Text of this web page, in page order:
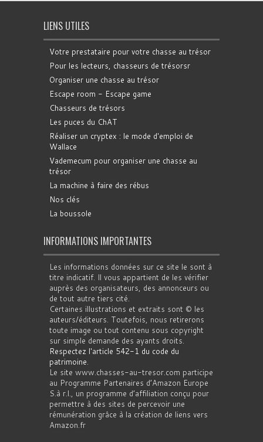
LIENS UTILES
Votre prestataire pour votre chasse au trésor
Pour les lecteurs, chasseurs de trésorsr
Organiser une chasse au trésor
Escape room - Escape game
Chasseurs de trésors
Les puces du ChAT
Réaliser un cryptex : le mode d'emploi de
Wallace
Vademecum pour organiser une chasse au
trésor
La machine à faire des rébus
Nos clés
La boussole
INFORMATIONS IMPORTANTES
Les informations données sur ce site le sont à
titre indicatif. Il vous appartient de les vérifier
auprès des organisateurs, des annonceurs ou
de tout autre tiers cité.
Certaines illustrations et extraits sont © les
auteurs/éditeurs. Toutefois, nous retirerons
toute image ou tout contenu sous copyright
sur simple demande des ayants droits.
Respectez l'article 542-1 du code du
patrimoine.
Le site www.chasses-au-tresor.com participe
au Programme Partenaires d’Amazon Europe
S.à r.l., un programme d’affiliation conçu pour
permettre à des sites de percevoir une
rémunération grâce à la création de liens vers
Amazon.fr